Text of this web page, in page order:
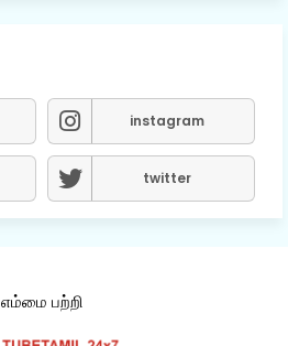
instagram
twitter
எம்மை பற்றி